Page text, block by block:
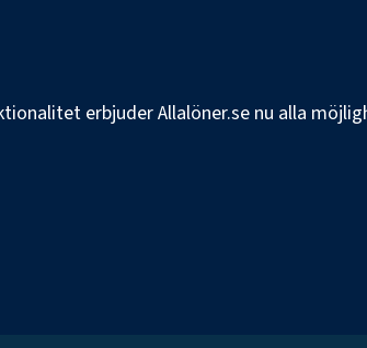
erbjuder Allalöner.se nu alla